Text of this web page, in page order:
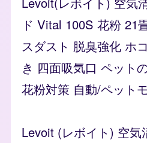
ド Vital 100S 花粉 21
スダスト 脱臭強化 ホ
き 四面吸気口 ペット
花粉対策 自動/ペット
Levoit (レボイト) 空気